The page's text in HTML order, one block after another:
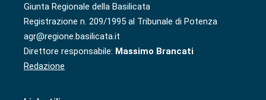
Giunta Regionale della Basilicata
Registrazione n. 209/1995 al Tribunale di Potenza
agr@regione.basilicata.it
Direttore responsabile: Massimo Brancati
Redazione